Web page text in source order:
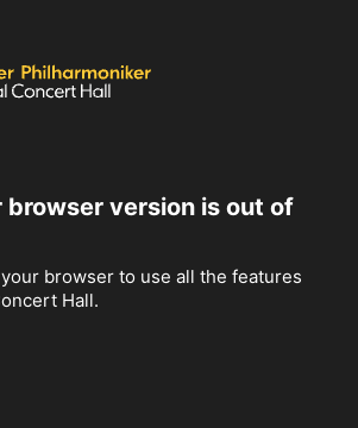
browser version is out of
browser to use all the features
Hall.